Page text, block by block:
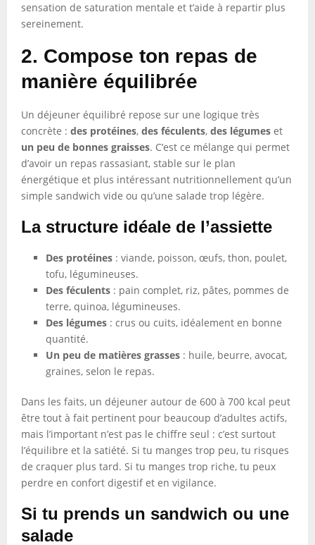
sensation de saturation mentale et t’aide à repartir plus
sereinement.
2. Compose ton repas de
manière équilibrée
Un déjeuner équilibré repose sur une logique très
concrète : des protéines, des féculents, des légumes et
un peu de bonnes graisses. C’est ce mélange qui permet
d’avoir un repas rassasiant, stable sur le plan
énergétique et plus intéressant nutritionnellement qu’un
simple sandwich vide ou qu’une salade trop légère.
La structure idéale de l’assiette
Des protéines : viande, poisson, œufs, thon, poulet,
tofu, légumineuses.
Des féculents : pain complet, riz, pâtes, pommes de
terre, quinoa, légumineuses.
Des légumes : crus ou cuits, idéalement en bonne
quantité.
Un peu de matières grasses : huile, beurre, avocat,
graines, selon le repas.
Dans les faits, un déjeuner autour de 600 à 700 kcal peut
être tout à fait pertinent pour beaucoup d’adultes actifs,
mais l’important n’est pas le chiffre seul : c’est surtout
l’équilibre et la satiété. Si tu manges trop peu, tu risques
de craquer plus tard. Si tu manges trop riche, tu peux
perdre en confort digestif et en vigilance.
Si tu prends un sandwich ou une
salade